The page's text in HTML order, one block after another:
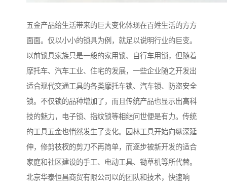
五金产品给生活带来的巨大变化体现在百姓生活的方方
面面。仅以小小的锁具为例，就足以说明行业的巨变。
以前锁具家族只是一般的家用锁、自行车用锁，但随着
摩托车、汽车工业、住宅的发展，一些企业随之开发出
适合现代交通工具的各类摩托车锁、汽车锁、防盗安全
锁。不仅锁的品种增加了，而且传统产品也显示出高科
技的魅力，电子锁、指纹锁等相继问世便是有力。传统
的工具五金也悄然发生了变化。园林工具开始向纵深延
伸，修剪枝杈的剪刀不再简单，而逐步被新开发的适合
家庭和社区建设的手工、电动工具、锄草机等所代替。
北京华泰恒昌商贸有限公司以的团队和技术，快速响